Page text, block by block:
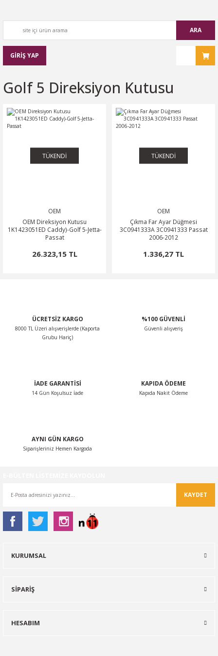
ARA
GİRİŞ YAP
Golf 5 Direksiyon Kutusu
TÜKENDİ
OEM
OEM Direksiyon Kutusu
1K1423051ED Caddy)-Golf 5-Jetta-
Passat
26.323,15 TL
TÜKENDİ
OEM
Çıkma Far Ayar Düğmesi
3C0941333A 3C0941333 Passat
2006-2012
1.336,27 TL
ÜCRETSİZ KARGO
8000 TL Üzeri alışverişlerde (Kaporta
Grubu Hariç)
%100 GÜVENLİ
Güvenli alışveriş
İADE GARANTİSİ
14 Gün Koşulsuz İade
KAPIDA ÖDEME
Kapıda Nakit Ödeme
AYNI GÜN KARGO
Siparişleriniz Hemen Kargoda
KAYDET
KURUMSAL
SİPARİŞ
HESABIM